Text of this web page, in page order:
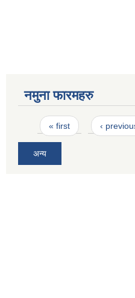
नमुना फारमहरु
Pages
« first ‹
अन्य